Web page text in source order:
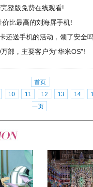
整版免费在线观看!
比最高的刘海屏手机!
还送手机的活动，领了安全
部，主要客户为“华米OS”!
首页
10 11 12 13 14
一页